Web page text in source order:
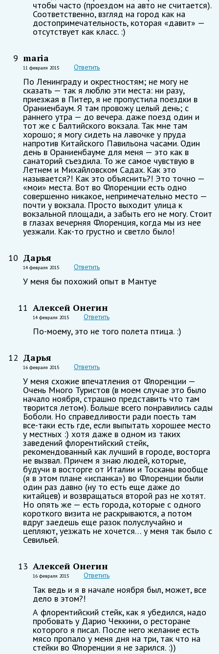
чтобы часто (проездом на авто не считается).
Соответственно, взгляд на город как на
достопримечательность, которая «давит» —
отсутствует как класс. :)
9 maria
11 февраля 2015 Ответить
По Ленинграду и окрестностям; не могу не
сказать — так я люблю эти места: ни разу,
приезжая в Питер, я не пропустила поездки в
Ораниенбаум. Я там провожу целый день; с
раннего утра — до вечера. даже поезд один и
тот же с Балтийского вокзала. Так мне там
хорошо; я могу сидеть на лавочке у пруда
напротив Китайского Павильона часами. Один
день в Ораниенбауме для меня — это как в
санаторий съездила. То же самое чувствую в
Летнем и Михайловском Садах. Как это
называется?! Как это объяснить?! Это точно —
«мои» места. Вот во Флоренции есть одно
совершенно никакое, непримечательно место —
почти у вокзала. Просто выходит улица к
вокзальной площади, а забыть его не могу. Стоит
в глазах вечерняя Флоренция, когда мы из нее
уезжали. Как-то грустно и светло было!
10 Дарья
14 февраля 2015 Ответить
У меня бы похожий опыт в Мантуе
11 Алексей Онегин
14 февраля 2015 Ответить
По-моему, это не того полета птица. :)
12 Дарья
16 февраля 2015 Ответить
У меня схожие впечатления от Флоренции —
Очень Много Туристов (в моем случае это было
начало ноября, страшно представить что там
творится летом). Больше всего понравились сады
Боболи. Но справедливости ради поесть там
все-таки есть где, если выпытать хорошее место
у местных :) хотя даже в одном из таких
заведений флорентийский стейк,
рекомендованный как лучший в городе, восторга
не вызвал. Причем я знаю людей, которые,
будучи в восторге от Италии и Тосканы вообще
(я в этом плане «испанка») во Флоренции были
один раз давно (ну то есть еще даже до
китайцев) и возвращаться второй раз не хотят.
Но опять же — есть города, которые с одного
короткого визита не раскрываются, а потом
вдруг заедешь еще разок полуслучайно и
цепляют, уезжать не хочется… у меня так было с
Севильей.
13 Алексей Онегин
16 февраля 2015 Ответить
Так ведь и я в начале ноября был, может, все
дело в этом?!
А флорентийский стейк, как я убедился, надо
пробовать у Дарио Чеккини, о ресторане
которого я писал. После него желание есть
мясо пропало у меня дня на три, так что на
стейки во Флоренции я не зарился. :))